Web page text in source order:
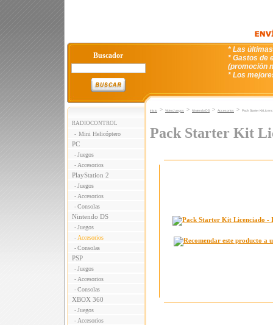
Buscador
* Las
* Gastos de
(promoción
* Los
RADIOCONTROL
- Mini Helicóptero
PC
- Juegos
- Accesorios
PlayStation 2
- Juegos
- Accesorios
- Consolas
Nintendo DS
- Juegos
- Accesorios
- Consolas
PSP
- Juegos
- Accesorios
- Consolas
XBOX 360
- Juegos
- Accesorios
Inicio > VideoJuegos > Nintendo DS > Accesorios > Pack Starter Kit
Pack Starter Kit